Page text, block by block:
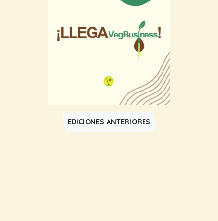
EDICIONES ANTERIORES